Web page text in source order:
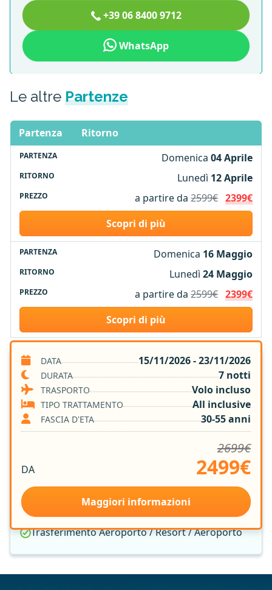
+39 06 8400 9712
WhatsApp
Le altre Partenze
Partenza
Ritorno
Domenica04 Aprile
Lunedì 12 Aprile
a partire da2599€ 2399€
Scopri di più
Domenica 16 Maggio
Lunedì24 Maggio
a partire da2599€ 2399€
Scopri di più
SERVIZI INCLUSI
Volo A/R
7 notti in Resort 4*
Trattamento All Inclusive
Tasse Aeroportuali
Assicurazione Medica e Bagaglio
Quota Gestione Pratica
Trasferimento Aeroporto / Resort / Aeroporto
DATA 15/11/2026 - 23/11/2026
DURATA 7 notti
TRASPORTO Volo incluso
TIPO TRATTAMENTO All inclusive
FASCIA D'ETA 30-55 anni
DA
2699€
2499€
Maggiori informazioni